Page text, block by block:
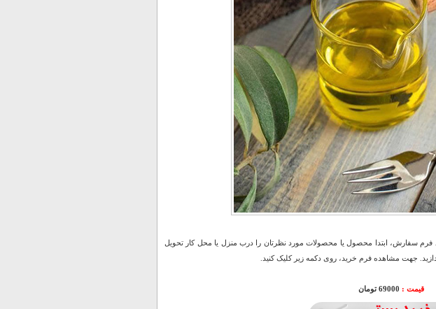
سفارش، ابتدا محصول یا محصولات مورد نظرتان را درب منزل یا محل کار تحویل
جهت مشاهده فرم خرید، روی دکمه زیر کلیک کنید.
قیمت : 69000 تومان